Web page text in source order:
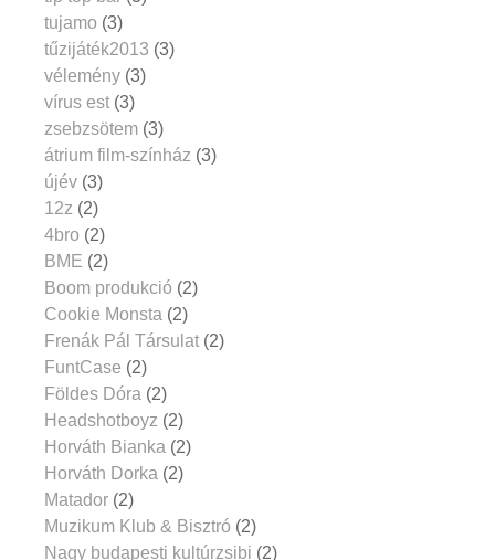
tujamo (3)
tűzijáték2013 (3)
vélemény (3)
vírus est (3)
zsebzsötem (3)
átrium film-színház (3)
újév (3)
12z (2)
4bro (2)
BME (2)
Boom produkció (2)
Cookie Monsta (2)
Frenák Pál Társulat (2)
FuntCase (2)
Földes Dóra (2)
Headshotboyz (2)
Horváth Bianka (2)
Horváth Dorka (2)
Matador (2)
Muzikum Klub & Bisztró (2)
Nagy budapesti kultúrzsibi (2)